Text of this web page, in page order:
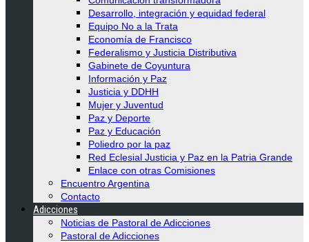
Desarrollo, integración y equidad federal
Equipo No a la Trata
Economía de Francisco
Federalismo y Justicia Distributiva
Gabinete de Coyuntura
Información y Paz
Justicia y DDHH
Mujer y Juventud
Paz y Deporte
Paz y Educación
Poliedro por la paz
Red Eclesial Justicia y Paz en la Patria Grande
Enlace con otras Comisiones
Encuentro Argentina
Contacto
Adicciones
Noticias de Pastoral de Adicciones
Pastoral de Adicciones